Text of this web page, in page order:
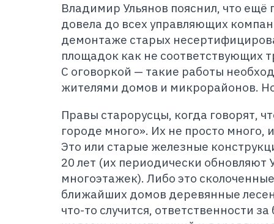
Владимир Ульянов пояснил, что
довела до всех управляющих
демонтаже старых
площадок как не соответствующих
С оговоркой — такие работы
жителями домов и микрорайонов.
Правы старорусцы, когда говорят,
городе много». Их не просто много,
Это или старые железные
20 лет (их периодически обновляют
многоэтажек). Либо это
ближайших домов деревянные
что-то случится, ответственности